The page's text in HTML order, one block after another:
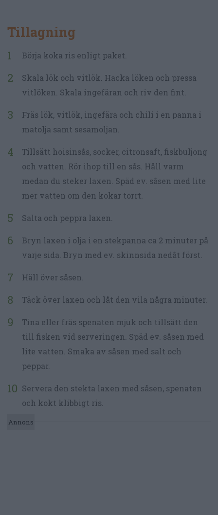
Tillagning
Börja koka ris enligt paket.
Skala lök och vitlök. Hacka löken och pressa
vitlöken. Skala ingefäran och riv den fint.
Fräs lök, vitlök, ingefära och chili i en panna i
matolja samt sesamoljan.
Tillsätt hoisinsås, socker, citronsaft, fiskbuljong
och vatten. Rör ihop till en sås. Håll varm
medan du steker laxen. Späd ev. såsen med lite
mer vatten om den kokar torrt.
Salta och peppra laxen.
Bryn laxen i olja i en stekpanna ca 2 minuter på
varje sida. Bryn med ev. skinnsida nedåt först.
Häll över såsen.
Täck över laxen och låt den vila några minuter.
Tina eller fräs spenaten mjuk och tillsätt den
till fisken vid serveringen. Späd ev. såsen med
lite vatten. Smaka av såsen med salt och
peppar.
Servera den stekta laxen med såsen, spenaten
och kokt klibbigt ris.